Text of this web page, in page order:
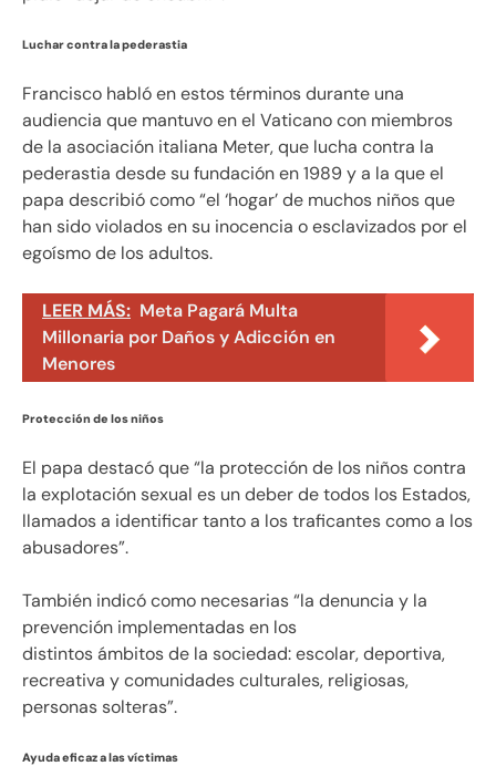
Luchar contra la pederastia
Francisco habló en estos términos durante una
audiencia que mantuvo en el Vaticano con miembros
de la asociación italiana Meter, que lucha contra la
pederastia desde su fundación en 1989 y a la que el
papa describió como “el ‘hogar’ de muchos niños que
han sido violados en su inocencia o esclavizados por el
egoísmo de los adultos.
LEER MÁS: Meta Pagará Multa
Millonaria por Daños y Adicción en
Menores
Protección de los niños
El papa destacó que “la protección de los niños contra
la explotación sexual es un deber de todos los Estados,
llamados a identificar tanto a los traficantes como a los
abusadores”.
También indicó como necesarias “la denuncia y la
prevención implementadas en los
distintos ámbitos de la sociedad: escolar, deportiva,
recreativa y comunidades culturales, religiosas,
personas solteras”.
Ayuda eficaz a las víctimas